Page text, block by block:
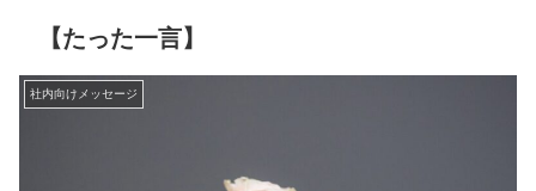
【たった一言】
社内向けメッセージ